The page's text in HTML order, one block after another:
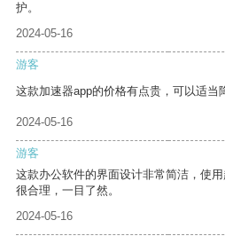
护。
2024-05-16
游客
这款加速器app的价格有点贵，可以适当
2024-05-16
游客
这款办公软件的界面设计非常简洁，使
很合理，一目了然。
2024-05-16